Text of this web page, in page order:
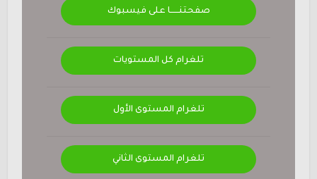
صفحتنــــــا على فيسبوك
تلغرام كل المستويات
تلغرام المستوى الأول
تلغرام المستوى الثاني